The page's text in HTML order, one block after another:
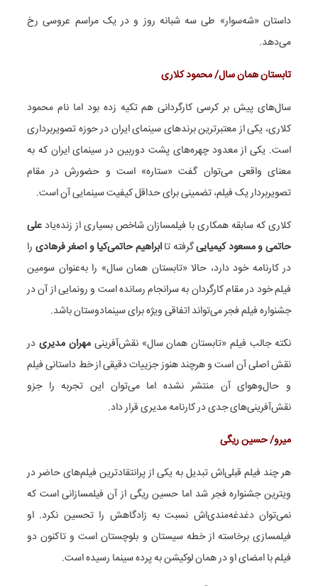
داستان «شه‌سوار» طی سه شبانه روز و در یک مراسم عروسی رخ
می‌دهد.
تابستان همان سال/ محمود کلاری
سال‌های پیش بر کرسی کارگردانی هم تکیه زده بود اما نام محمود
کلاری، یکی از معتبرترین برندهای سینمای ایران در حوزه تصویربرداری
است. یکی از معدود چهره‌های پشت دوربین در سینمای ایران که به
معنای واقعی می‌توان گفت «ستاره» است و حضورش در مقام
تصویربردار یک فیلم، تضمینی برای حداقل کیفیت سینمایی آن است.
کلاری که سابقه همکاری با فیلمسازان شاخص بسیاری از زنده‌یاد علی
حاتمی و مسعود کیمیاییگرفته تاابراهیم حاتمی‌کیا و اصغر فرهادی را
در کارنامه خود دارد، حالا «تابستان همان سال» را به‌عنوان سومین
فیلم خود در مقام کارگردان به سرانجام رسانده است و رونمایی از آن در
جشنواره فیلم فجر می‌تواند اتفاقی ویژه برای سینمادوستان باشد.
نکته جالب فیلم «تابستان همان سال» نقش‌آفرینیمهران مدیری در
نقش اصلی آن است و هرچند هنوز جزییات دقیقی از خط داستانی فیلم
و حال‌وهوای آن منتشر نشده اما می‌توان این تجربه را جزو
نقش‌آفرینی‌های جدی در کارنامه مدیری قرار داد.
میرو/ حسین ریگی
هر چند فیلم قبلی‌اش تبدیل به یکی از پرانتقادترین فیلم‌های حاضر در
ویترین جشنواره فجر شد اما حسین ریگی از آن فیلمسازانی است که
نمی‌توان دغدغه‌مندی‌اش نسبت به زادگاهش را تحسین نکرد. او
فیلمسازی برخاسته از خطه سیستان و بلوچستان است و تاکنون دو
فیلم با امضای او در همان لوکیشن به پرده سینما رسیده است.